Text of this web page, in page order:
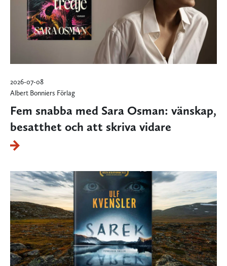
2026-07-08
Albert Bonniers Förlag
Fem snabba med Sara Osman: vänskap,
besatthet och att skriva vidare